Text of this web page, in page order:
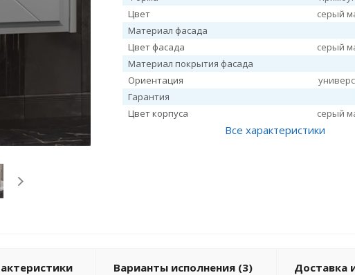
Цвет
серый
Материал фасада
Цвет фасада
серый
Материал покрытия фасада
Ориентация
Гарантия
Цвет корпуса
серый
Все характеристики
Варианты исполнения (3) Доставка